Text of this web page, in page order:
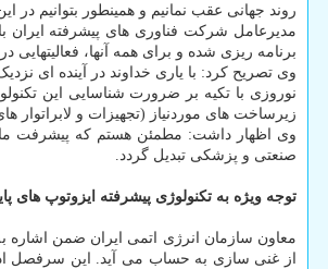
روند جهانی عقب نمانیم و همینطور بتوانیم در
برنامه ریزی شده و برای همه آنها، فعالیتهایی
وی تصریح کرد: با یاری خداوند در آینده ای
نوروزی با تکیه بر ضرورت شناسایی این
زیرساخت های موردنیاز (تجهیزات و
وی اظهار داشت: مطمئن هستم که پیشرفت ما
صنعتی و پزشکی تبدیل گردد.
توجه ویژه به تکنولوژی پیشرفته ایزوتوپ های
معاون سازمان انرژی اتمی ایران ضمن اشاره
از غنی سازی به حساب می آید. این سرفصل